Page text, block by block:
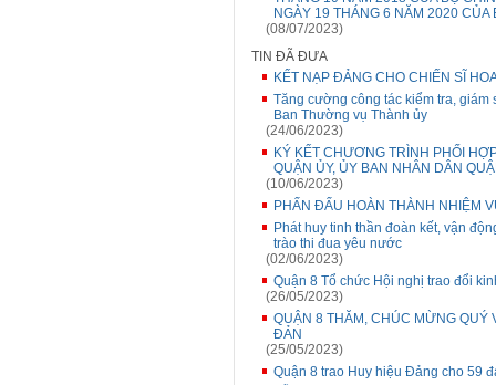
NGÀY 19 THÁNG 6 NĂM 2020
(08/07/2023)
TIN ĐÃ ĐƯA
KẾT NẠP ĐẢNG CHO CHIẾN SĨ
Tăng cường công tác kiểm tra,
Ban Thường vụ Thành ủy
(24/06/2023)
KÝ KẾT CHƯƠNG TRÌNH PHỐI
QUẬN ỦY, ỦY BAN NHÂN DÂN
(10/06/2023)
PHẤN ĐẤU HOÀN THÀNH NHIỆM
Phát huy tinh thần đoàn kết, vận
trào thi đua yêu nước
(02/06/2023)
Quận 8 Tổ chức Hội nghị trao đổi
(26/05/2023)
QUẬN 8 THĂM, CHÚC MỪNG QUÝ
ĐẢN
(25/05/2023)
Quận 8 trao Huy hiệu Đảng cho 59